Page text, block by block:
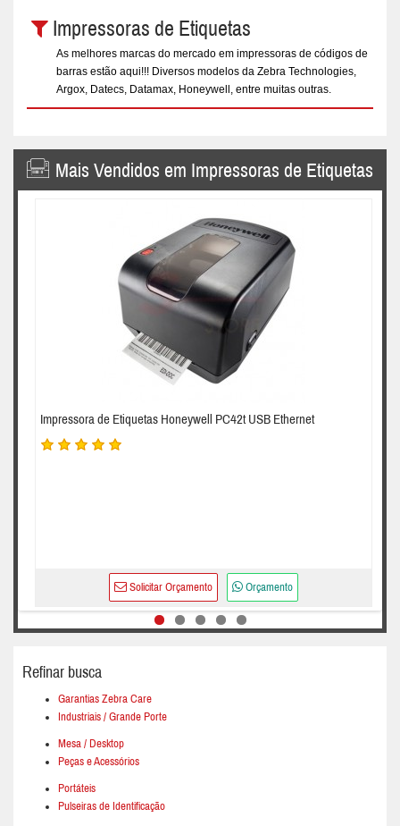
Impressoras de Etiquetas
As melhores marcas do mercado em impressoras de códigos de
barras estão aqui!!! Diversos modelos da Zebra Technologies,
Argox, Datecs, Datamax, Honeywell, entre muitas outras.
Mais Vendidos em Impressoras de Etiquetas
Impressora de Etiquetas Honeywell PC42t USB Ethernet
Solicitar Orçamento Orçamento
Refinar busca
Garantias Zebra Care
Industriais / Grande Porte
Mesa / Desktop
Peças e Acessórios
Portáteis
Pulseiras de Identificação